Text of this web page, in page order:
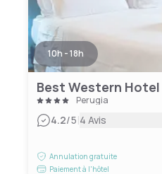
10h - 18h
Best Western
Perugia
4.2/5|4 Avis
Annulation gratuite
Paiement à l'hôtel